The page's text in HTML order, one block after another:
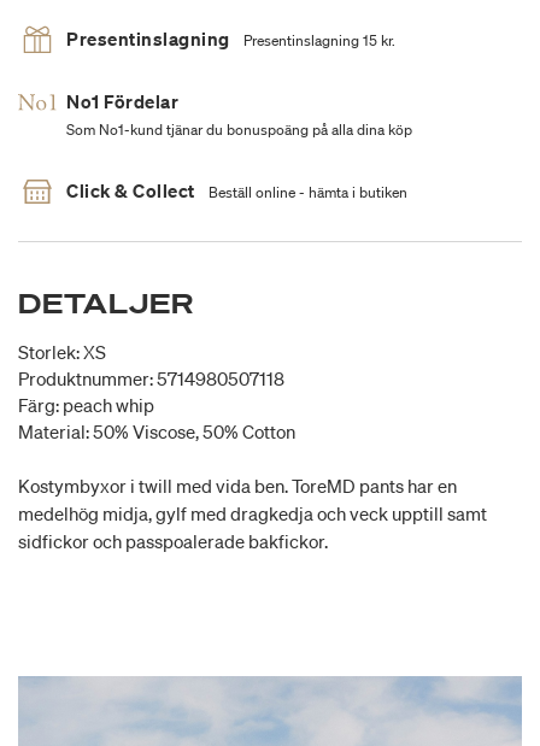
Presentinslagning Presentinslagning 15 kr.
No1 Fördelar
Som No1-kund tjänar du bonuspoäng på alla dina köp
Click & Collect Beställ online - hämta i butiken
DETALJER
Storlek: XS
Produktnummer: 5714980507118
Färg: peach whip
Material: 50% Viscose, 50% Cotton
Kostymbyxor i twill med vida ben. ToreMD pants har en
medelhög midja, gylf med dragkedja och veck upptill samt
sidfickor och passpoalerade bakfickor.